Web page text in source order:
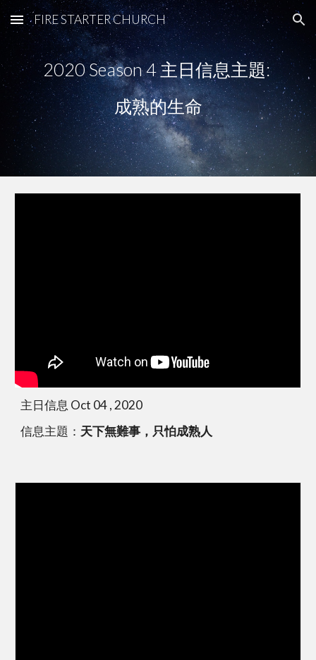
Skip to main content Skip to navigation
FIRE STARTER CHURCH
2020 Season 4 主日信息主題:
成熟的生命
主日信息 Oct 04 , 2020
信息主題： 天下無難事，只怕成熟人